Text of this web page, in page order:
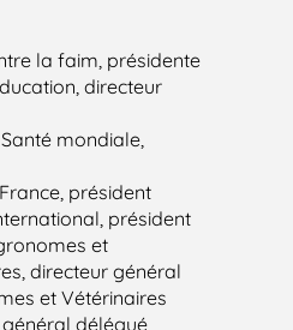
la faim, présidente
directeur
mondiale,
président
président
et
directeur général
et Vétérinaires
délégué